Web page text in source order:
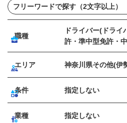
職種
ドライバー(ドライ
許・準中型免許・
エリア 神奈川県その他(伊
条件 指定しない
業種 指定しない